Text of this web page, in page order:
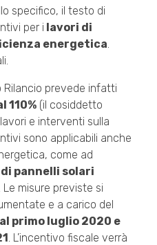
specifico, il testo di
per i lavori di
energetica
Rilancio prevede infatti
110% (il cosiddetto
e interventi sulla
sono applicabili anche
come ad
pannelli solari
. Le misure previste si
e a carico del
primo luglio 2020 e
. L’incentivo fiscale verrà